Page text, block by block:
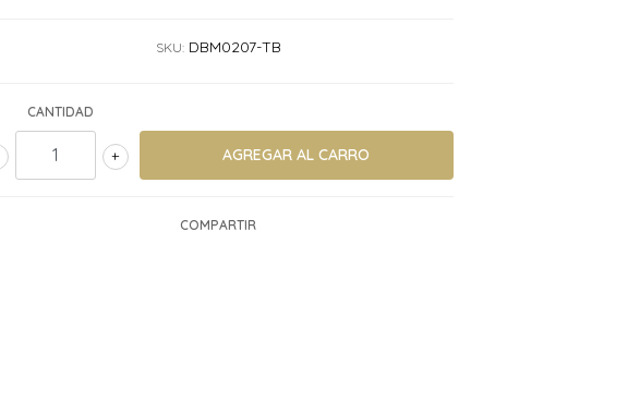
SKU: DBM0207-TB
CANTIDAD
+
COMPARTIR